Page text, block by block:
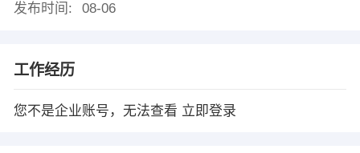
发布时间:
08-06
工作经历
您不是企业账号，无法查看 立即登录